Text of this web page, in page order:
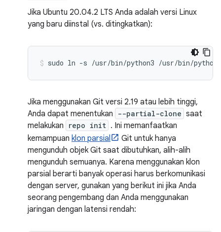
Jika Ubuntu 20.04.2 LTS Anda adalah versi Linux
yang baru diinstal (vs. ditingkatkan):
sudo ln -s /usr/bin/python3 /usr/bin/python
Jika menggunakan Git versi 2.19 atau lebih tinggi,
Anda dapat menentukan
--partial-clone saat
melakukan
repo init . Ini memanfaatkan
kemampuan klon parsial
Git untuk hanya
mengunduh objek Git saat dibutuhkan, alih-alih
mengunduh semuanya. Karena menggunakan klon
parsial berarti banyak operasi harus berkomunikasi
dengan server, gunakan yang berikut ini jika Anda
seorang pengembang dan Anda menggunakan
jaringan dengan latensi rendah: